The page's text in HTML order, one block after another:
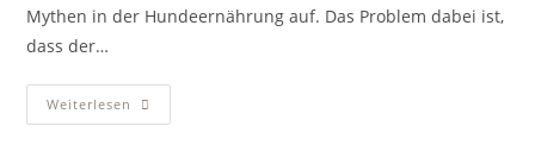
Mythen in der Hundeernährung auf. Das Problem dabei ist,
dass der…
Weiterlesen
Mythen